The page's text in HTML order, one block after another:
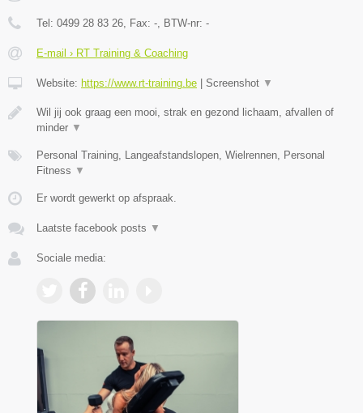
Tel: 0499 28 83 26 , Fax: - , BTW-nr: -
E-mail › RT Training & Coaching
Website: https://www.rt-training.be | Screenshot ▼
Wil jij ook graag een mooi, strak en gezond lichaam, afvallen of
minder ▼
Personal Training, Langeafstandslopen, Wielrennen, Personal
Fitness ▼
Er wordt gewerkt op afspraak.
Laatste facebook posts ▼
Sociale media: